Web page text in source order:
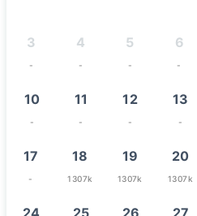
3
-
4
-
5
-
6
-
10
-
11
-
12
-
13
-
17
-
18
1307k
19
1307k
20
1307k
24 25 26 27